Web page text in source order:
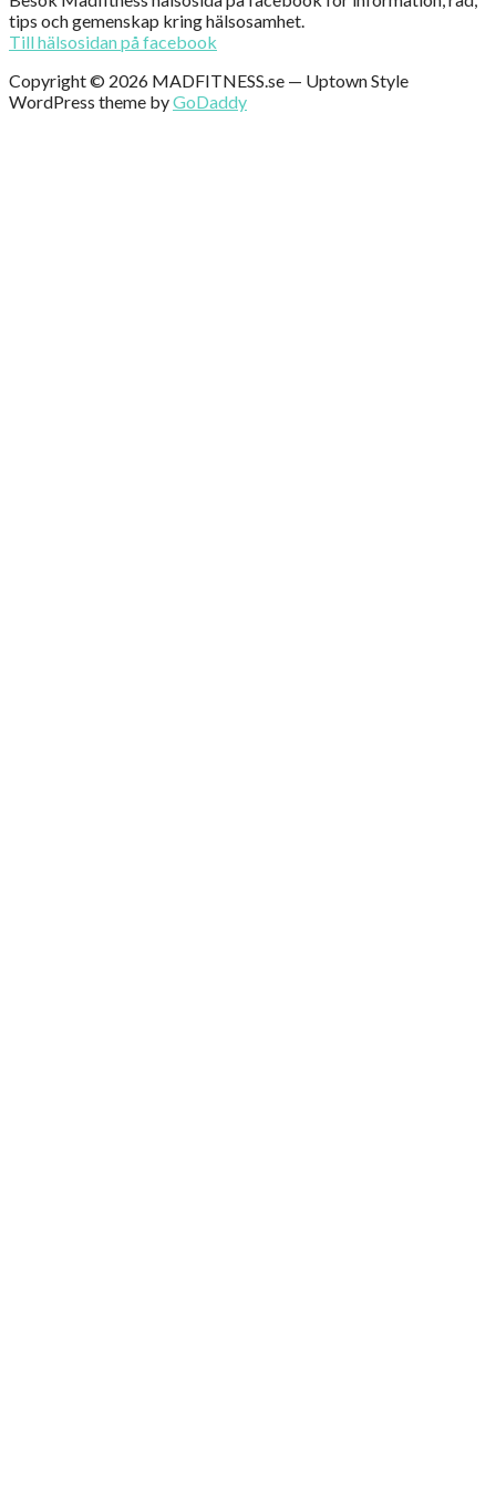
tips och gemenskap kring hälsosamhet.
Till hälsosidan på facebook
Copyright © 2026 MADFITNESS.se — Uptown Style
WordPress theme byGoDaddy